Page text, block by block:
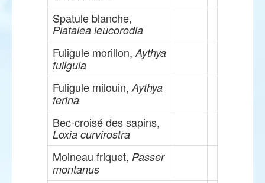
Spatule blanche,
Platalea leucorodia
Fuligule morillon, Aythya
fuligula
Fuligule milouin, Aythya
ferina
Bec-croisé des sapins,
Loxia curvirostra
Moineau friquet, Passer
montanus